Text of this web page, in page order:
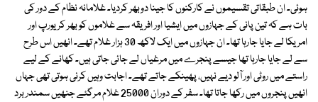
ہوئی۔ ان طبقاتی تقسیموں نے کارکنوں کا جینا دوبھر کردیا۔ غلامانہ نظام کے دور کی
بات ہے کہ تین پانی کے جہازوں میں ایشیا اور افریقہ سے غلاموں کو بھر کر یورپ اور
امریکا لے جایا جارہا تھا۔ ان جہازوں میں ایک لاکھ 30 ہزار غلام تھے۔ انھیں اس طرح
سے لے جایا جارہا تھا جیسے پنجرے میں مرغیاں لے جائی جاتی ہیں۔ کھانے کے لیے
راستے میں روٹی اور آلو دیے نہیں، پھینکے جاتے تھے۔ اجابت وہیں کرنی ہوتی تھی جہاں
انھیں پنجروں میں رکھا جاتا تھا۔ سفر کے دوران 25000 غلام مرگئے جنھیں سمندر برد